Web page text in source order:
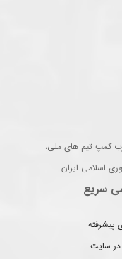
کمپ تیم های ملی،
اسلامی ایران
سریع
در سایت